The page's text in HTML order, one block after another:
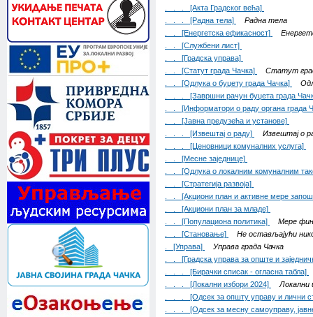
. . . [Акта Градског већа]
. . . [Радна тела]
Радна тела
. . [Енергетска ефикасност]
. . [Службени лист]
. . [Градска управа]
. . [Статут града Чачка]
Статут
. . [Одлука о буџету града Чачка]
. . . [Завршни рачун буџета града
. . [Информатори о раду органа града
. . [Јавна предузећа и установе]
. . . [Извештај о раду]
Извештај о
. . . [Ценовници комуналних услуга]
. . [Месне заједнице]
. . [Одлука о локалним комуналним
. . [Стратегија развоја]
. . [Акциони план и активне мере
. . [Акциони план за младе]
. . [Популациона политика]
Мере
. . [Становање]
Не остављајући
. [Управа]
Управа града Чачка
. . [Градска управа за опште и
. . . [Бирачки списак - огласна табла]
. . . [Локални избори 2024]
Локални
. . . [Одсек за општу управу и лични
. . . [Одсек за месну самоуправу,